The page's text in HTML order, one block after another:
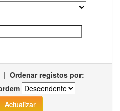
| Ordenar registos por: